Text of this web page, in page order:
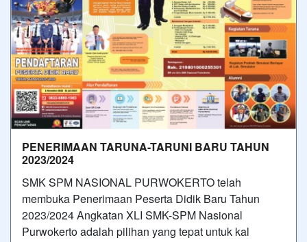
PENERIMAAN TARUNA-TARUNI BARU TAHUN
2023/2024
SMK SPM NASIONAL PURWOKERTO telah
membuka Penerimaan Peserta Didik Baru Tahun
2023/2024 Angkatan XLI SMK-SPM Nasional
Purwokerto adalah pilihan yang tepat untuk kal